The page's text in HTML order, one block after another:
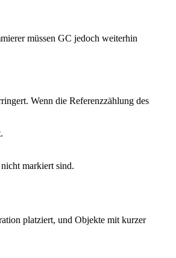
müssen GC jedoch weiterhin
Wenn die Referenzzählung des
markiert sind.
platziert, und Objekte mit kurzer